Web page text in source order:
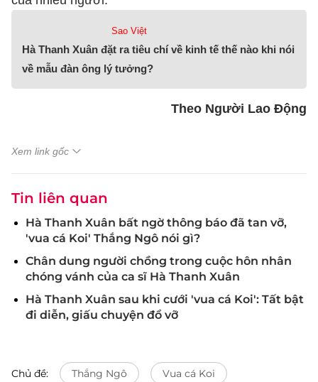
Sao Việt
Hà Thanh Xuân đặt ra tiêu chí về kinh tế thế nào khi nói
về mẫu đàn ông lý tưởng?
Theo Người Lao Động
Xem link gốc
Tin liên quan
Hà Thanh Xuân bất ngờ thông báo đã tan vỡ,
'vua cá Koi' Thắng Ngô nói gì?
Chân dung người chồng trong cuộc hôn nhân
chóng vánh của ca sĩ Hà Thanh Xuân
Hà Thanh Xuân sau khi cưới 'vua cá Koi': Tất bật
đi diễn, giấu chuyện đổ vỡ
Chủ đề: Thắng Ngô Vua cá Koi